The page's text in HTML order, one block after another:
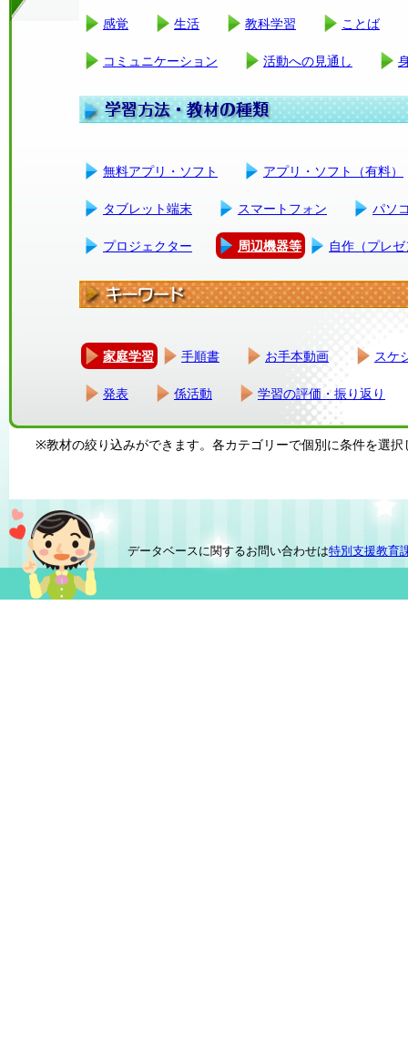
感覚 生活 教科学習 ことば
コミュニケーション 活動への見通し
無料アプリ・ソフト アプリ・ソフト（有料）
タブレット端末 スマートフォン パソ
プロジェクター 周辺機器等 自作（プレ
家庭学習 手順書 お手本動画 スケ
発表 係活動 学習の評価・振り返り
※教材の絞り込みができます。各カテゴリーで個別に条件を選択
データベースに関するお問い合わせは特別支援教育